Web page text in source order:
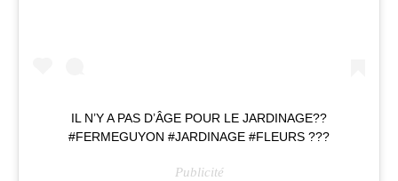
IL N’Y A PAS D’ÂGE POUR LE JARDINAGE??
#FERMEGUYON #JARDINAGE #FLEURS ???